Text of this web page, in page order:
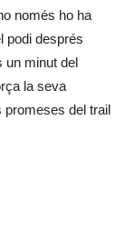
només ho ha
podi després
un minut del
la seva
promeses del trail